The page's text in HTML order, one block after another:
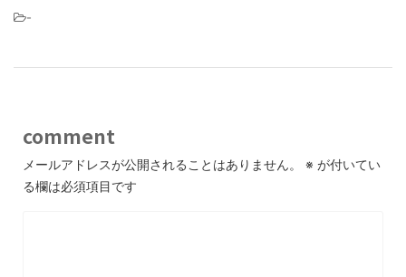
-
comment
メールアドレスが公開されることはありません。 ※ が付いてい
る欄は必須項目です